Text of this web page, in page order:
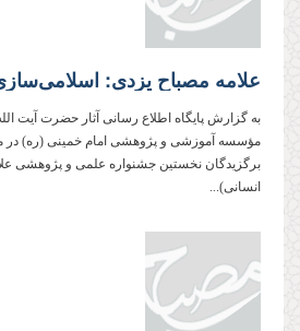
به گزارش پایگاه اطلاع رسانی آثار حضرت آیت
مؤسسه آموزشی و پژوهشی امام خمینی (ره) در
برگزیدگان نخستین جشنواره علمی و پژوهشی
انسانی)...